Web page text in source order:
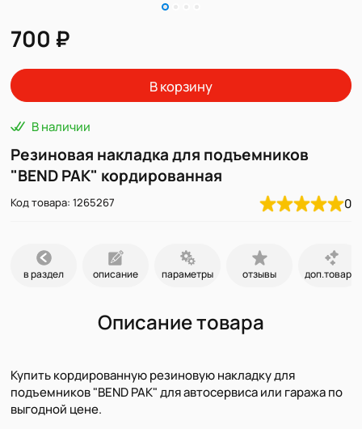
700 ₽
В корзину
В наличии
Резиновая накладка для подъемников
"BEND PAK" кордированная
Код товара: 1265267 0
в раздел описание параметры отзывы доп.товары
Описание товара
Купить кордированную резиновую накладку для
подъемников "BEND PAK" для автосервиса или гаража по
выгодной цене.